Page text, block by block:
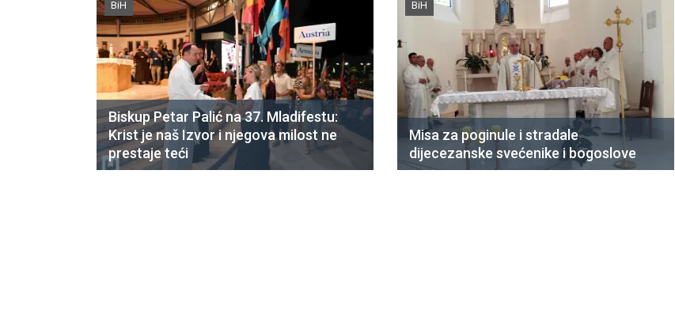
BiH
Biskup Petar Palić na 37. Mladifestu:
Krist je naš Izvor i njegova milost ne
prestaje teći
BiH
Misa za poginule i stradale
dijecezanske svećenike i bogoslove